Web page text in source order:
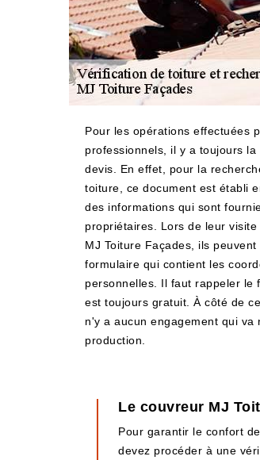
Pour les opérations effectuées
professionnels, il y a toujours la
devis. En effet, pour la
toiture, ce document est établi
des informations qui sont
propriétaires. Lors de leur
MJ Toiture Façades, ils
formulaire qui contient les
personnelles. Il faut rappeler le
est toujours gratuit. À côté de
n'y a aucun engagement qui va
production.
Le couvreur MJ
Pour garantir le confort
devez procéder à une